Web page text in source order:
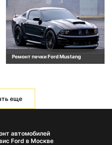
Ремонт печки Ford Mustang
еще
автомобилей
Ford в Москве